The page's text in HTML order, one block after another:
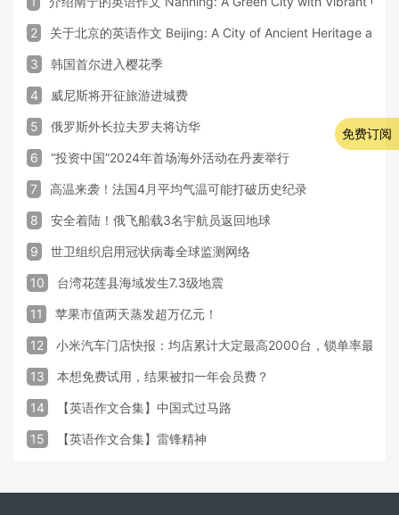
2 关于北京的英语作文 Beijing: A City of Ancient Heritage and
3 韩国首尔进入樱花季
4 威尼斯将开征旅游进城费
5 俄罗斯外长拉夫罗夫将访华
6 “投资中国”2024年首场海外活动在丹麦举行
7 高温来袭！法国4月平均气温可能打破历史纪录
8 安全着陆！俄飞船载3名宇航员返回地球
9 世卫组织启用冠状病毒全球监测网络
10 台湾花莲县海域发生7.3级地震
11 苹果市值两天蒸发超万亿元！
12 小米汽车门店快报：均店累计大定最高2000台，锁单率最高
13 本想免费试用，结果被扣一年会员费？
14 【英语作文合集】中国式过马路
15 【英语作文合集】雷锋精神
免费订阅